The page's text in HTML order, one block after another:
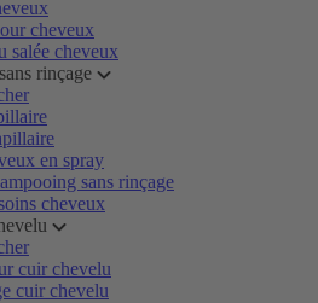
cheveux
salée cheveux
rinçage
en spray
sans rinçage
cheveux
cuir chevelu
cuir chevelu